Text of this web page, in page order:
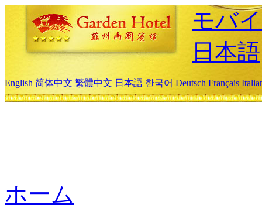
モバ
日本語
English 简体中文 繁體中文 日本語 한국어 Deutsch Français
ホーム